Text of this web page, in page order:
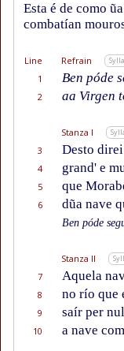
Esta é de como
combatían
Line Refrain
1 Ben póde
2 aa Virgen
Stanza I
3 Desto
4 grand' e
5 que
6 dũa nave
Ben póde
Stanza II
7 Aquela
8 no río que
9 saír per
10 a nave